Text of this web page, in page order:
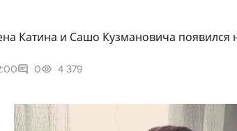
Катина и Сашо Кузмановича появился
0 4 379